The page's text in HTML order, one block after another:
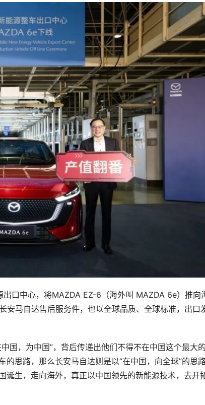
口中心，将MAZDA EZ-6（海外叫 MAZDA 6e）推向
马自达售后服务件，也以全球品质、全球标准，出口
国，为中国”，背后传递出他们不得不在中国这个最大
思路，那么长安马自达则是以“在中国，向全球”的思
诞生，走向海外，真正以中国领先的新能源技术，去开